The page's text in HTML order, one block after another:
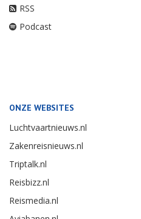
RSS
Podcast
ONZE WEBSITES
Luchtvaartnieuws.nl
Zakenreisnieuws.nl
Triptalk.nl
Reisbizz.nl
Reismedia.nl